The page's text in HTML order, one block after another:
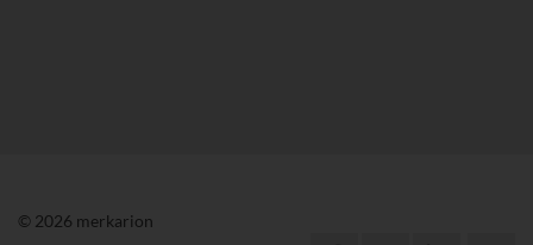
© 2026 merkarion